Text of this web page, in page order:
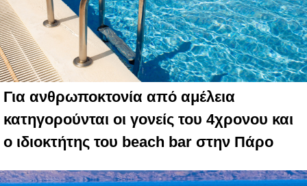
Για ανθρωποκτονία από αμέλεια
κατηγορούνται οι γονείς του 4χρονου και
ο ιδιοκτήτης του beach bar στην Πάρο